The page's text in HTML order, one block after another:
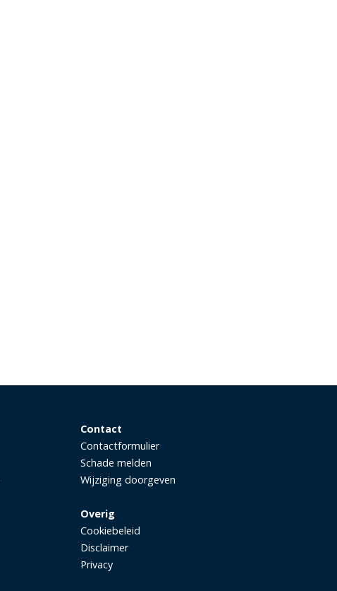
Contact
Contactformulier
Schade melden
Wijziging doorgeven
Overig
Cookiebeleid
Disclaimer
Privacy